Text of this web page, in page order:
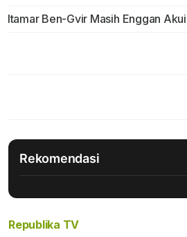
Itamar Ben-Gvir Masih Enggan
Rekomendasi
Republika TV